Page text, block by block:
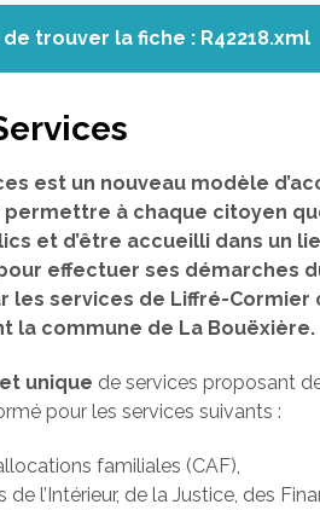
trouver la fiche : R42218.xml
est un nouveau modèle
à chaque citoyen
et d’être accueilli dans un
effectuer ses démarches
les services de Liffré-
la commune de La Bouëxière.
unique de services proposant
pour les services suivants :
familiales (CAF),
de l’Intérieur, de la Justice, des